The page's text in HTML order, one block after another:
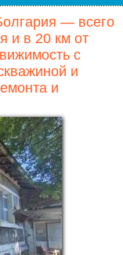
— всего
и в 20 км от
с
и
и